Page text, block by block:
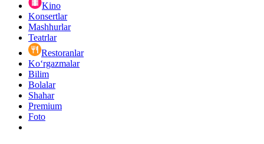
Kino
Konsertlar
Mashhurlar
Teatrlar
Restoranlar
Ko‘rgazmalar
Bilim
Bolalar
Shahar
Premium
Foto